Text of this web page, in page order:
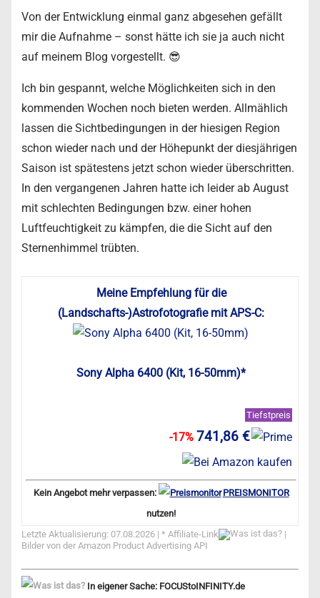
Von der Entwicklung einmal ganz abgesehen gefällt
mir die Aufnahme – sonst hätte ich sie ja auch nicht
auf meinem Blog vorgestellt. 😎
Ich bin gespannt, welche Möglichkeiten sich in den
kommenden Wochen noch bieten werden. Allmählich
lassen die Sichtbedingungen in der hiesigen Region
schon wieder nach und der Höhepunkt der diesjährigen
Saison ist spätestens jetzt schon wieder überschritten.
In den vergangenen Jahren hatte ich leider ab August
mit schlechten Bedingungen bzw. einer hohen
Luftfeuchtigkeit zu kämpfen, die die Sicht auf den
Sternenhimmel trübten.
Meine Empfehlung für die
(Landschafts-)Astrofotografie mit APS-C:
Sony Alpha 6400 (Kit, 16-50mm)*
Tiefstpreis
-17% 741,86 €
Kein Angebot mehr verpassen:
PREISMONITOR
nutzen!
Letzte Aktualisierung: 07.08.2026 | * Affiliate-Link
|
Bilder von der Amazon Product Advertising API
In eigener Sache: FOCUStoINFINITY.de